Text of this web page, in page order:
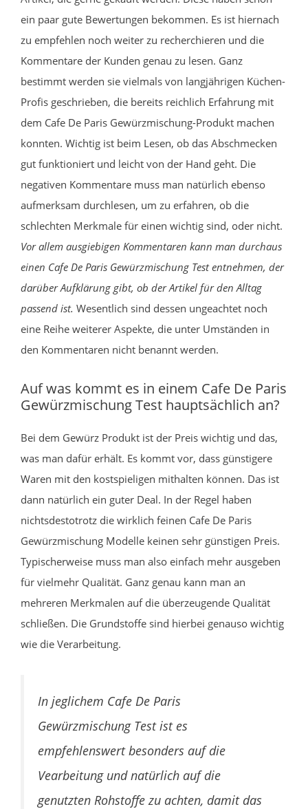
ein paar gute Bewertungen bekommen. Es ist hiernach
zu empfehlen noch weiter zu recherchieren und die
Kommentare der Kunden genau zu lesen. Ganz
bestimmt werden sie vielmals von langjährigen Küchen-
Profis geschrieben, die bereits reichlich Erfahrung mit
dem Cafe De Paris Gewürzmischung-Produkt machen
konnten. Wichtig ist beim Lesen, ob das Abschmecken
gut funktioniert und leicht von der Hand geht. Die
negativen Kommentare muss man natürlich ebenso
aufmerksam durchlesen, um zu erfahren, ob die
schlechten Merkmale für einen wichtig sind, oder nicht.
Vor allem ausgiebigen Kommentaren kann man durchaus
einen Cafe De Paris Gewürzmischung Test entnehmen, der
darüber Aufklärung gibt, ob der Artikel für den Alltag
passend ist. Wesentlich sind dessen ungeachtet noch
eine Reihe weiterer Aspekte, die unter Umständen in
den Kommentaren nicht benannt werden.
Auf was kommt es in einem Cafe De Paris
Gewürzmischung Test hauptsächlich an?
Bei dem Gewürz Produkt ist der Preis wichtig und das,
was man dafür erhält. Es kommt vor, dass günstigere
Waren mit den kostspieligen mithalten können. Das ist
dann natürlich ein guter Deal. In der Regel haben
nichtsdestotrotz die wirklich feinen Cafe De Paris
Gewürzmischung Modelle keinen sehr günstigen Preis.
Typischerweise muss man also einfach mehr ausgeben
für vielmehr Qualität. Ganz genau kann man an
mehreren Merkmalen auf die überzeugende Qualität
schließen. Die Grundstoffe sind hierbei genauso wichtig
wie die Verarbeitung.
In jeglichem Cafe De Paris
Gewürzmischung Test ist es
empfehlenswert besonders auf die
Vearbeitung und natürlich auf die
genutzten Rohstoffe zu achten, damit das